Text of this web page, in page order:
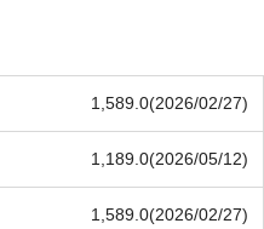
1,589.0(2026/02/27)
1,189.0(2026/05/12)
1,589.0(2026/02/27)